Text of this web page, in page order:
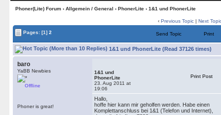
Phoner(Lite) Forum› Allgemein / General › PhonerLite› 1&1 und PhonerLite
‹ Previous Topic | Next
Pages: [1] 2 Send Topic Print
1&1 und PhonerLite (Read 37126 times)
baro
YaBB Newbies
Offline
Phoner is great!
1&1 und
PhonerLite
23. Aug 2011 at
19:06
Print Post
Hallo,
hoffe hier kann mir geholfen werden. Habe einen
Komplettanschluss bei 1&1 (Telefon und Internet),